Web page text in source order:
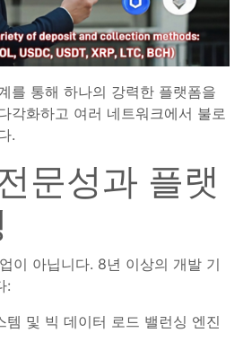
를 통해 하나의 강력한 플랫폼을
각화하고 여러 네트워크에서 불로
.
문성과 플랫
이 아닙니다. 8년 이상의 개발 기
:
및 빅 데이터 로드 밸런싱 엔진